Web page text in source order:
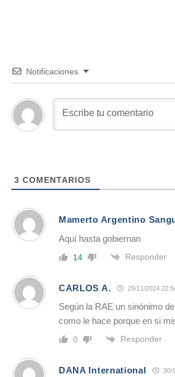
Notificaciones
3 COMENTARIOS
Mamerto Argentino
Aquí hasta gobiernan
14 Responder
CARLOS A. 29/11/2024
Según la RAE un sinónimo
como le hace porque en si
0 Responder
DANA International 30/